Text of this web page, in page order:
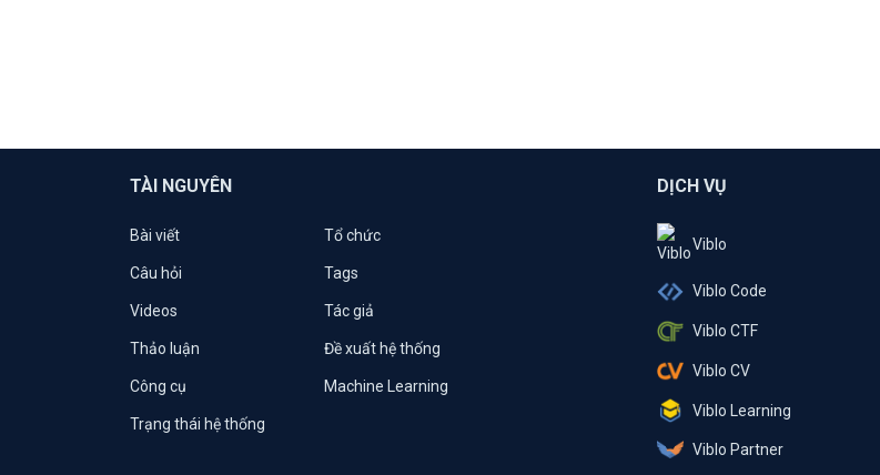
TÀI NGUYÊN
Bài viết Tổ chức
Câu hỏi Tags
Videos Tác giả
Thảo luận Đề xuất hệ thống
Công cụ Machine Learning
Trạng thái hệ thống
DỊCH VỤ
Viblo
Viblo Code
Viblo CTF
Viblo CV
Viblo Learning
Viblo Partner